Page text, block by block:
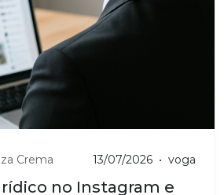
Crema 13/07/2026 • voga
no Instagram e